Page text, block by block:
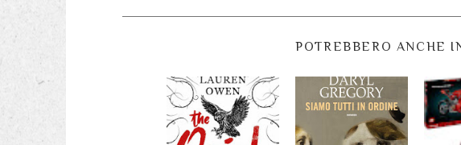
POTREBBERO ANCHE